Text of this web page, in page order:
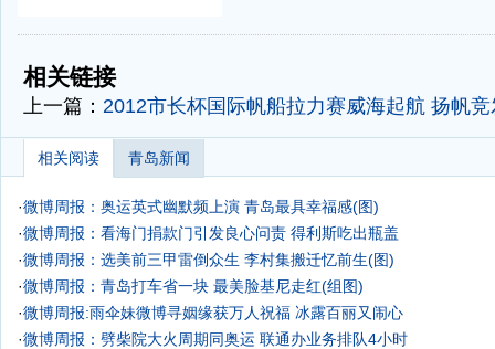
-
相关链接
上一篇： 2012市长杯国际帆船拉力赛威海起航 扬帆竞
相关阅读 青岛新闻
·微博周报：奥运英式幽默频上演 青岛最具幸福感(图)
·微博周报：看海门捐款门引发良心问责 得利斯吃出瓶盖
·微博周报：选美前三甲雷倒众生 李村集搬迁忆前生(图)
·微博周报：青岛打车省一块 最美脸基尼走红(组图)
·微博周报:雨伞妹微博寻姻缘获万人祝福 冰露百丽又闹心
·微博周报：劈柴院大火周期同奥运 联通办业务排队4小时